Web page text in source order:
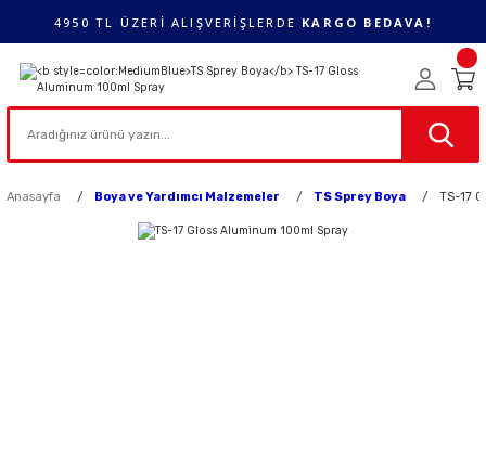
4950 TL ÜZERİ ALIŞVERİŞLERDE KARGO BEDAVA!
Anasayfa Boya ve Yardımcı Malzemeler TS Sprey Boya TS-17